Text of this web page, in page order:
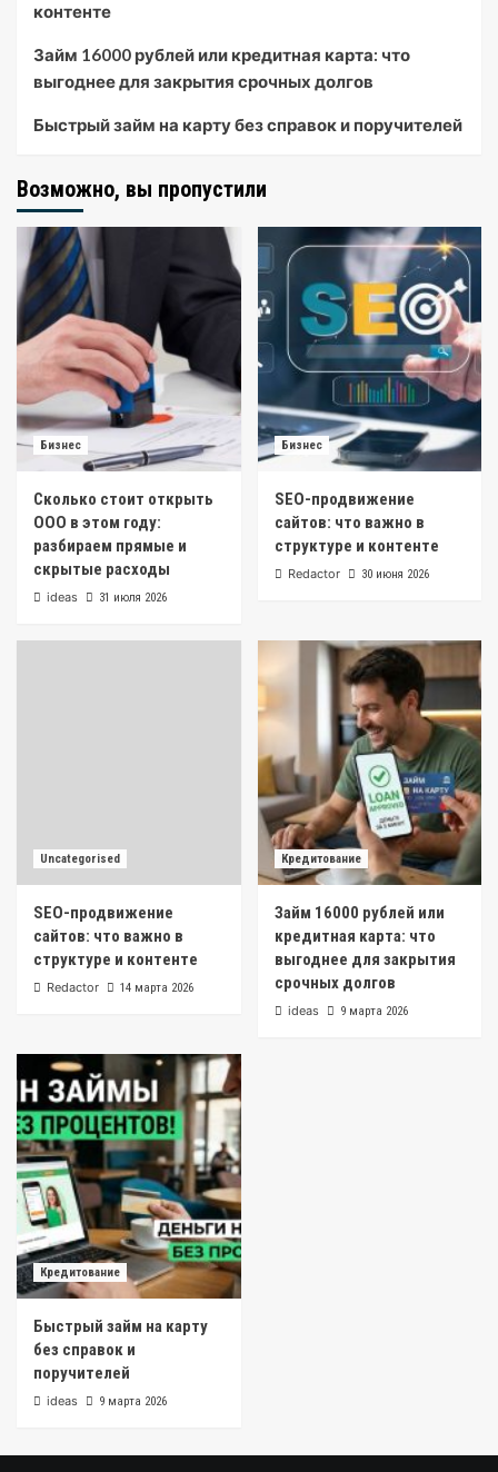
контенте
Займ 16000 рублей или кредитная карта: что
выгоднее для закрытия срочных долгов
Быстрый займ на карту без справок и поручителей
Возможно, вы пропустили
Бизнес
Сколько стоит открыть
ООО в этом году:
разбираем прямые и
скрытые расходы
ideas 31 июля 2026
Бизнес
SEO-продвижение
сайтов: что важно в
структуре и контенте
Redactor 30 июня 2026
Uncategorised
SEO-продвижение
сайтов: что важно в
структуре и контенте
Redactor 14 марта 2026
Кредитование
Займ 16000 рублей или
кредитная карта: что
выгоднее для закрытия
срочных долгов
ideas 9 марта 2026
Кредитование
Быстрый займ на карту
без справок и
поручителей
ideas 9 марта 2026